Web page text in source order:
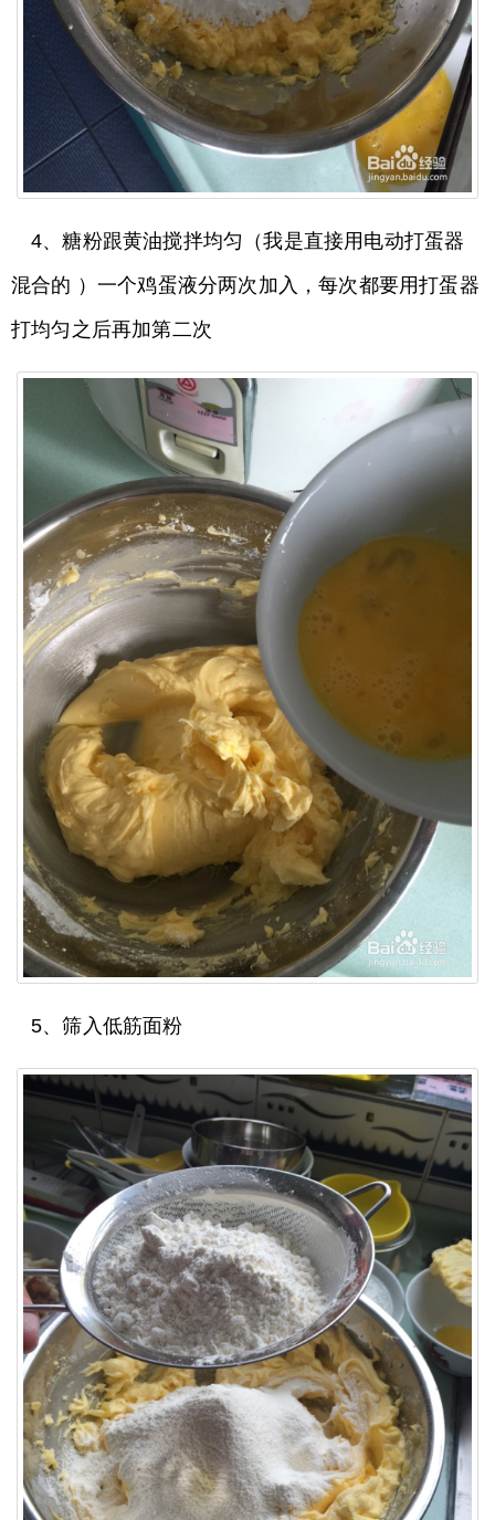
4、糖粉跟黄油搅拌均匀（我是直接用电动打蛋器
混合的 ）一个鸡蛋液分两次加入，每次都要用打蛋器
打均匀之后再加第二次
5、筛入低筋面粉